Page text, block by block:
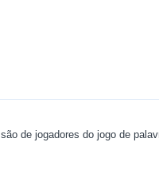
são de jogadores do jogo de